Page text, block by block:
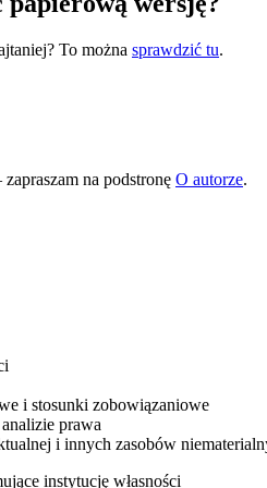
To można sprawdzić tu.
na podstronę O autorze.
i stosunki zobowiązaniowe
prawa
i innych zasobów
instytucję własności